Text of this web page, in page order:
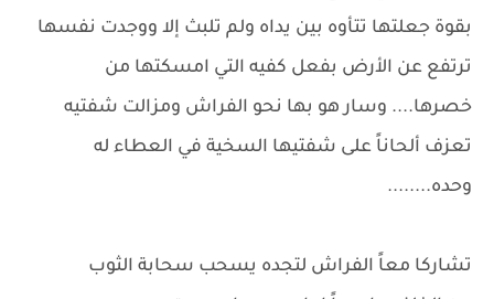
بقوة جعلتها تتأوه بين يداه ولم تلبث إلا ووجدت نفسها
ترتفع عن الأرض بفعل كفيه التي امسكتها من
خصرها.... وسار هو بها نحو الفراش ومزالت شفتيه
تعزف ألحاناً على شفتيها السخية في العطاء له
وحده........
تشاركا معاً الفراش لتجده يسحب سحابة الثوب